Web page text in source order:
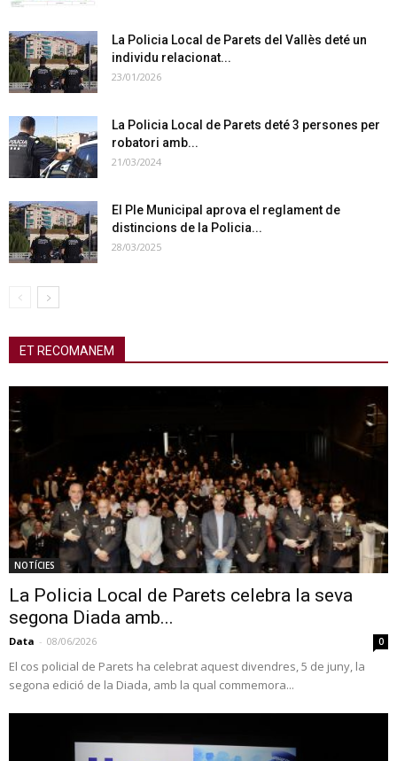
La Policia Local de Parets del Vallès deté un
individu relacionat...
23/01/2026
La Policia Local de Parets deté 3 persones per
robatori amb...
21/03/2024
El Ple Municipal aprova el reglament de
distincions de la Policia...
28/03/2025
ET RECOMANEM
NOTÍCIES
La Policia Local de Parets celebra la seva
segona Diada amb...
Data - 08/06/2026 0
El cos policial de Parets ha celebrat aquest divendres, 5 de juny, la
segona edició de la Diada, amb la qual commemora...